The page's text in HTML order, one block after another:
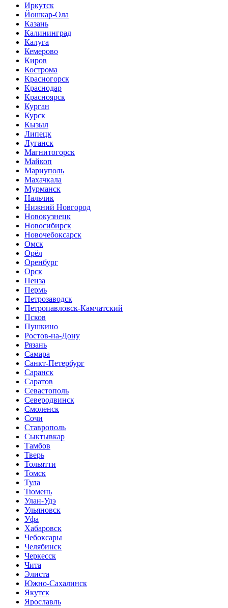
Иркутск
Йошкар-Ола
Казань
Калининград
Калуга
Кемерово
Киров
Кострома
Красногорск
Краснодар
Красноярск
Курган
Курск
Кызыл
Липецк
Луганск
Магнитогорск
Майкоп
Мариуполь
Махачкала
Мурманск
Нальчик
Нижний Новгород
Новокузнецк
Новосибирск
Новочебоксарск
Омск
Орёл
Оренбург
Орск
Пенза
Пермь
Петрозаводск
Петропавловск-Камчатский
Псков
Пушкино
Ростов-на-Дону
Рязань
Самара
Санкт-Петербург
Саранск
Саратов
Севастополь
Северодвинск
Смоленск
Сочи
Ставрополь
Сыктывкар
Тамбов
Тверь
Тольятти
Томск
Тула
Тюмень
Улан-Удэ
Ульяновск
Уфа
Хабаровск
Чебоксары
Челябинск
Черкесск
Чита
Элиста
Южно-Сахалинск
Якутск
Ярославль